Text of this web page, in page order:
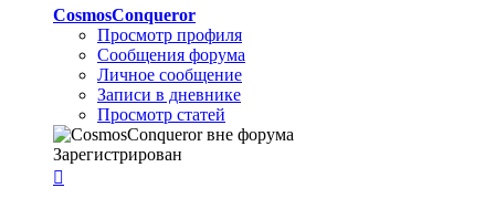
CosmosConqueror
Просмотр профиля
Сообщения форума
Личное сообщение
Записи в дневнике
Просмотр статей
Зарегистрирован
